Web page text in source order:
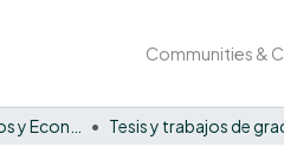
Communities &
Tesis y trabajos de